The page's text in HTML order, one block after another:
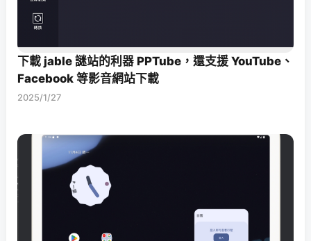
下載 jable 謎站的利器 PPTube，還支援 YouTube、
Facebook 等影音網站下載
2025/1/27